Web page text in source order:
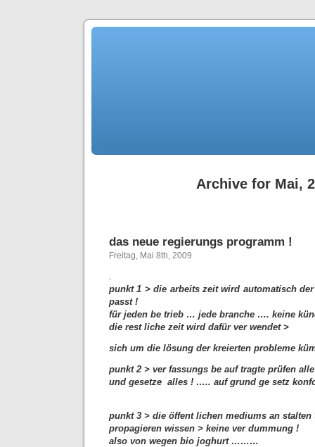
Archive for Mai,
das neue regierungs programm !
Freitag, Mai 8th, 2009
.
punkt 1 > die arbeits zeit wird automatisch
passt !
für jeden be trieb … jede branche …. keine
die rest liche zeit wird dafür ver wendet >
sich um die lösung der kreierten probleme
punkt 2 > ver fassungs be auf tragte prüfen
und gesetze alles ! ….. auf grund ge setz
punkt 3 > die öffent lichen mediums an stalten
propagieren wissen > keine ver dummung !
also von wegen bio joghurt ………